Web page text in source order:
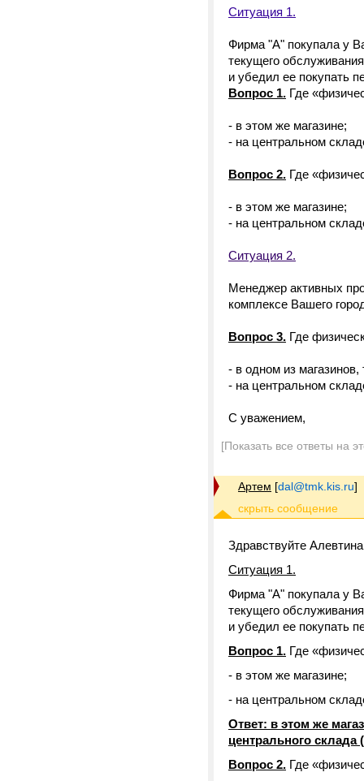
Ситуация 1.
Фирма "А" покупала у
текущего
и убедил ее покупать
Вопрос 1. Где
- в этом же магазине;
- на центральном
Вопрос 2. Где
- в этом же магазине;
- на центральном
Ситуация 2.
Менеджер активных
комплексе Вашего
Вопрос 3. Где
- в одном из
- на центральном
С уважением,
[Показать все ответы на
Артем [dal@tmk.kis.ru]
Здравствуйте
Ситуация 1.
Фирма "А" покупала у
текущего
и убедил ее покупать
Вопрос 1. Где
- в этом же магазине;
- на центральном
Ответ: в этом же
центрального склада
Вопрос 2. Где